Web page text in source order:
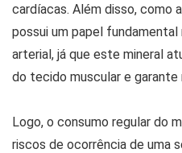
cardíacas. Além disso, como
possui um papel fundamental
arterial, já que este mineral
do tecido muscular e garante
Logo, o consumo regular do
riscos de ocorrência de uma